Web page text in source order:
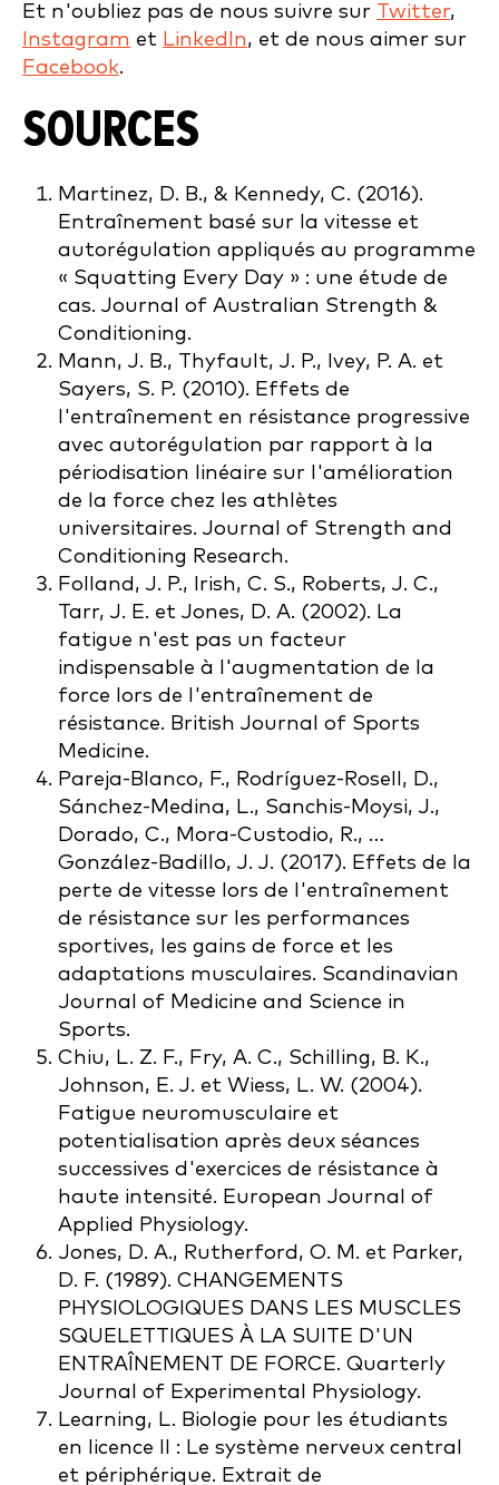
Et n'oubliez pas de nous suivre sur Twitter,
Instagram et LinkedIn, et de nous aimer sur
Facebook.
SOURCES
Martinez, D. B., & Kennedy, C. (2016).
Entraînement basé sur la vitesse et
autorégulation appliqués au programme
« Squatting Every Day » : une étude de
cas. Journal of Australian Strength &
Conditioning.
Mann, J. B., Thyfault, J. P., Ivey, P. A. et
Sayers, S. P. (2010). Effets de
l'entraînement en résistance progressive
avec autorégulation par rapport à la
périodisation linéaire sur l'amélioration
de la force chez les athlètes
universitaires. Journal of Strength and
Conditioning Research.
Folland, J. P., Irish, C. S., Roberts, J. C.,
Tarr, J. E. et Jones, D. A. (2002). La
fatigue n'est pas un facteur
indispensable à l'augmentation de la
force lors de l'entraînement de
résistance. British Journal of Sports
Medicine.
Pareja-Blanco, F., Rodríguez-Rosell, D.,
Sánchez-Medina, L., Sanchis-Moysi, J.,
Dorado, C., Mora-Custodio, R., …
González-Badillo, J. J. (2017). Effets de la
perte de vitesse lors de l'entraînement
de résistance sur les performances
sportives, les gains de force et les
adaptations musculaires. Scandinavian
Journal of Medicine and Science in
Sports.
Chiu, L. Z. F., Fry, A. C., Schilling, B. K.,
Johnson, E. J. et Wiess, L. W. (2004).
Fatigue neuromusculaire et
potentialisation après deux séances
successives d'exercices de résistance à
haute intensité. European Journal of
Applied Physiology.
Jones, D. A., Rutherford, O. M. et Parker,
D. F. (1989). CHANGEMENTS
PHYSIOLOGIQUES DANS LES MUSCLES
SQUELETTIQUES À LA SUITE D'UN
ENTRAÎNEMENT DE FORCE. Quarterly
Journal of Experimental Physiology.
Learning, L. Biologie pour les étudiants
en licence II : Le système nerveux central
et périphérique. Extrait de